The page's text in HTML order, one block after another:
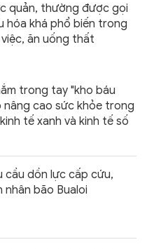
quản, thường được gọi
hóa khá phổ biến trong
ăn uống thất
thuốc lá và sử dụng
xuất hiện hoặc nặng
và kiểm soát, bệnh
giảm chất lượng sống
thực quản.
trong tay "kho báu
nâng cao sức khỏe trong
tế xanh và kinh tế số
cầu dồn lực cấp cứu,
nhân bão Bualoi